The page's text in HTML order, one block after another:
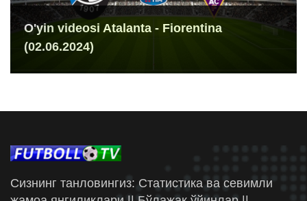
O'yin videosi Atalanta - Fiorentina
(02.06.2024)
Сизнинг танловингиз: Статистика ва севимли